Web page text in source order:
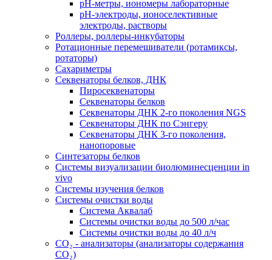
рН-метры, иономеры лабораторные
рН-электроды, ионоселективные
электроды, растворы
Роллеры, роллеры-инкубаторы
Ротационные перемешиватели (ротамиксы,
ротаторы)
Сахариметры
Секвенаторы белков, ДНК
Пиросеквенаторы
Секвенаторы белков
Секвенаторы ДНК 2-го поколения NGS
Секвенаторы ДНК по Сэнгеру
Секвенаторы ДНК 3-го поколения,
нанопоровые
Синтезаторы белков
Системы визуализации биолюминесценции in
vivo
Системы изучения белков
Системы очистки воды
Система Аквалаб
Системы очистки воды до 500 л/час
Системы очистки воды до 40 л/ч
СО₂ - анализаторы (анализаторы содержания
СО₂)